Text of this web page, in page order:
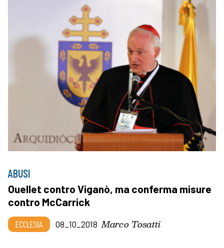
ABUSI
Ouellet contro Viganò, ma conferma misure
contro McCarrick
ECCLESIA 08_10_2018 Marco Tosatti